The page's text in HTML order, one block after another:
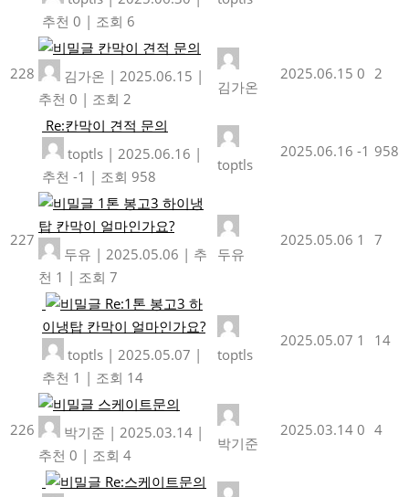
추천 0 | 조회 6
228
칸막이 견적 문의
김가온 | 2025.06.15 |
추천 0 | 조회 2
김가온
2025.06.15 0 2
Re:칸막이 견적 문의
toptls | 2025.06.16 |
추천 -1 | 조회 958
toptls
2025.06.16 -1 958
227
1톤 봉고3 하이냉
탑 칸막이 얼마인가요?
두유 | 2025.05.06 | 추
천 1 | 조회 7
두유
2025.05.06 1 7
Re:1톤 봉고3 하
이냉탑 칸막이 얼마인가요?
toptls | 2025.05.07 |
추천 1 | 조회 14
toptls
2025.05.07 1 14
226
스케이트문의
박기준 | 2025.03.14 |
추천 0 | 조회 4
박기준
2025.03.14 0 4
Re:스케이트문의